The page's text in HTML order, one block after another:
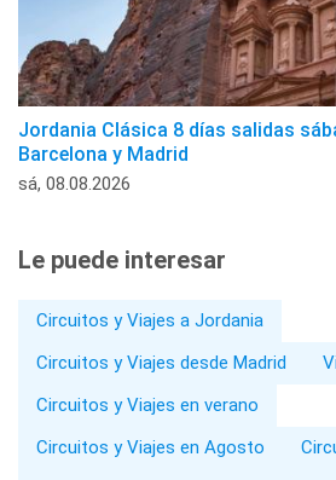
Jordania Clásica 8 días salidas
Barcelona y Madrid
sá, 08.08.2026
Le puede interesar
Circuitos y Viajes a Jordania
Circuitos y Viajes desde Madrid
Circuitos y Viajes en verano
Circuitos y Viajes en Agosto